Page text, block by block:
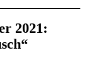
2021: